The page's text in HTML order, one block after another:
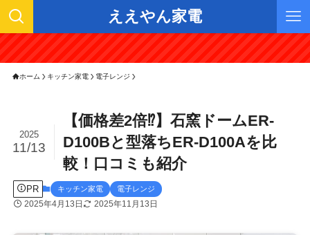
ええやん家電
ホーム キッチン家電 電子レンジ
【価格差2倍⁉】石窯ドームER-
D100Bと型落ちER-D100Aを比
較！口コミも紹介
2025
11/13
PR キッチン家電 電子レンジ
2025年4月13日 2025年11月13日